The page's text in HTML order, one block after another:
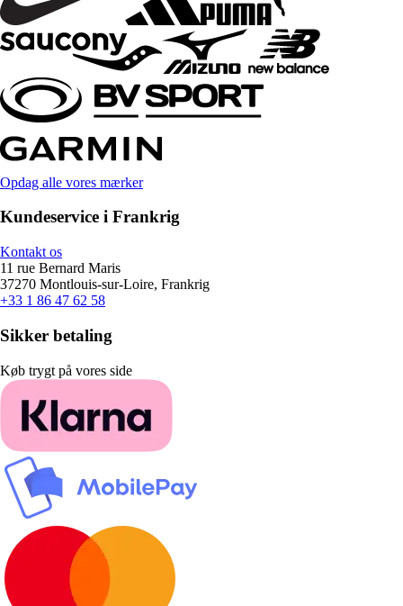
Opdag alle vores mærker
Kundeservice i Frankrig
Kontakt os
11 rue Bernard Maris
37270 Montlouis-sur-Loire, Frankrig
+33 1 86 47 62 58
Sikker betaling
Køb trygt på vores side